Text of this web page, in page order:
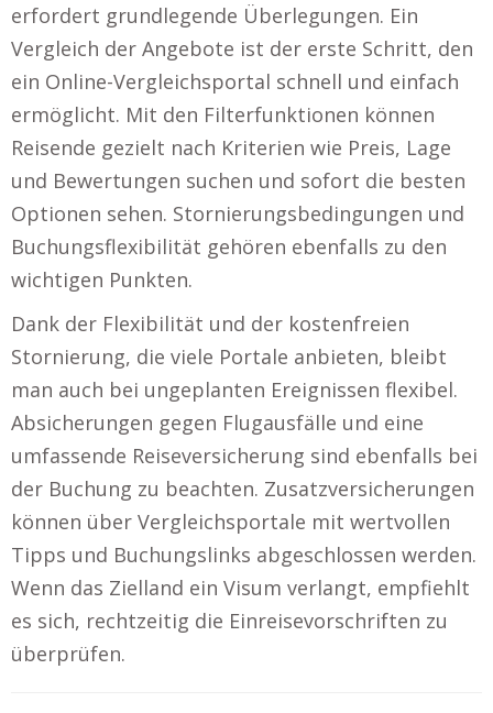
erfordert grundlegende Überlegungen. Ein
Vergleich der Angebote ist der erste Schritt, den
ein Online-Vergleichsportal schnell und einfach
ermöglicht. Mit den Filterfunktionen können
Reisende gezielt nach Kriterien wie Preis, Lage
und Bewertungen suchen und sofort die besten
Optionen sehen. Stornierungsbedingungen und
Buchungsflexibilität gehören ebenfalls zu den
wichtigen Punkten.
Dank der Flexibilität und der kostenfreien
Stornierung, die viele Portale anbieten, bleibt
man auch bei ungeplanten Ereignissen flexibel.
Absicherungen gegen Flugausfälle und eine
umfassende Reiseversicherung sind ebenfalls bei
der Buchung zu beachten. Zusatzversicherungen
können über Vergleichsportale mit wertvollen
Tipps und Buchungslinks abgeschlossen werden.
Wenn das Zielland ein Visum verlangt, empfiehlt
es sich, rechtzeitig die Einreisevorschriften zu
überprüfen.